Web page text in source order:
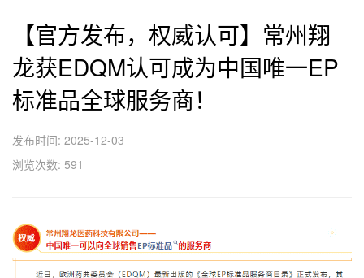
【官方发布，权威认可】常州翔
龙获EDQM认可成为中国唯一EP
标准品全球服务商！
发布时间: 2025-12-03
浏览次数: 591